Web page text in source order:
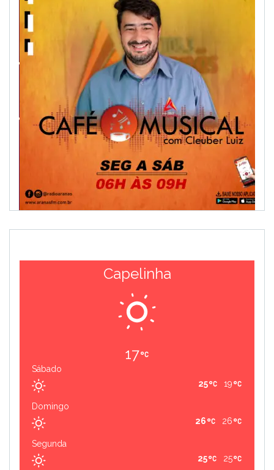
Capelinha
17
Sábado
19
25
Domingo
26
26
Segunda
25
25